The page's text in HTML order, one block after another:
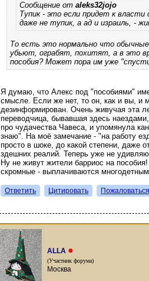
Сообщение от aleks32jojo
Тупик - это если придет к
даже не тупик, а ад и израиль, -
То есть это нормально что
убьют, ограбят, похитят, а в это
пособия? Может пора им уже
Я думаю, что Алекс под "пособиями"
смысле. Если же нет, то он, как и вы, и
дезинформирован. Очень живучая эта
переводчица, бывавшая здесь
про чудачества Чавеса, и упомянула
знаю". На моё замечание - "на работу
просто в шоке, до какой степени, даже
здешних реалий. Теперь уже не
Ну не живут жители барриос на
скромные - выплачиваются
Ответить Цитировать Пожаловаться
ALLA ●
(Участник форума)
Москва